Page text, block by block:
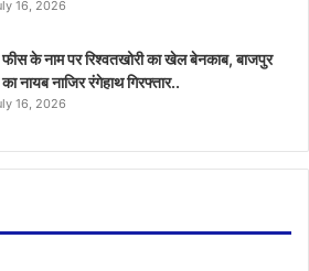
16, 2026
फीस के नाम पर रिश्वतखोरी का खेल बेनकाब, बाजपुर
का नायब नाजिर रंगेहाथ गिरफ्तार..
16, 2026